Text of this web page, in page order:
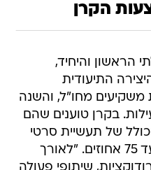
הקרן
הראשון והיחיד,
התיעודית
מחו"ל, והשנה
בקרן טוענים שהם
של תעשיית סרטי
התעודה הישראליים ב-50 עד 75 אחוזים. "לאורך